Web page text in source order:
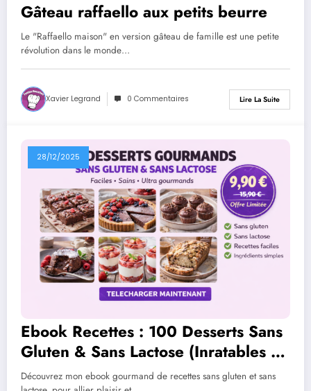
Gâteau raffaello aux petits beurre
Le "Raffaello maison" en version gâteau de famille est une petite
révolution dans le monde…
Xavier Legrand 0 Commentaires Lire La Suite
28/12/2025
Ebook Recettes : 100 Desserts Sans
Gluten & Sans Lactose (Inratables &
Gourmands)
Découvrez mon ebook gourmand de recettes sans gluten et sans